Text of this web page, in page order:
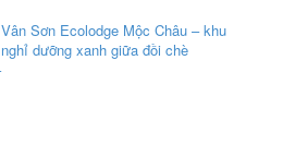
Vân Sơn Ecolodge Mộc Châu – khu
nghỉ dưỡng xanh giữa đồi chè